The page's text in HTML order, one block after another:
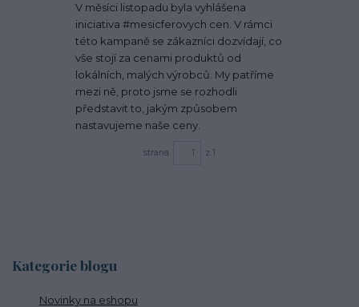
Kategorie blogu
Novinky na eshopu
V měsíci listopadu byla vyhlášena
iniciativa #mesicferovych cen. V rámci
této kampaně se zákazníci dozvídají, co
vše stojí za cenami produktů od
lokálních, malých výrobců. My patříme
mezi ně, proto jsme se rozhodli
představit to, jakým způsobem
nastavujeme naše ceny.
strana z 1